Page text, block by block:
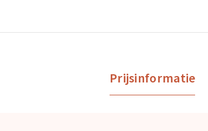
Prijsinformatie